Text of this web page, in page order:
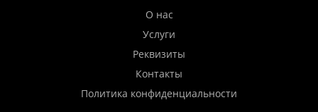
О нас
Услуги
Реквизиты
Контакты
Политика конфиденциальности